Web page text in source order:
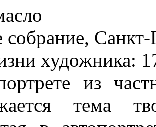
собрание,
художника:
из
тема